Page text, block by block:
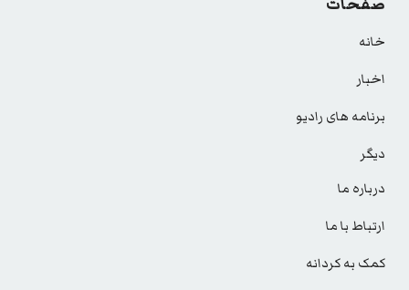
خانه
اخبار
برنامه های رادیو
دیگر
درباره ما
ارتباط با ما
کمک به کردانه